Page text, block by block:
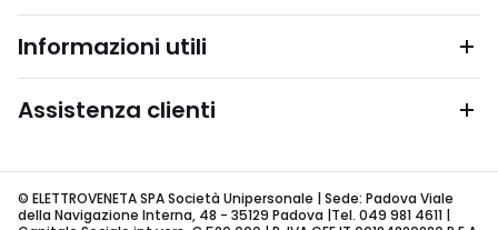
Informazioni utili
Assistenza clienti
© ELETTROVENETA SPA Società Unipersonale | Sede: Padova Viale
della Navigazione Interna, 48 - 35129 Padova |Tel. 049 981 4611 |